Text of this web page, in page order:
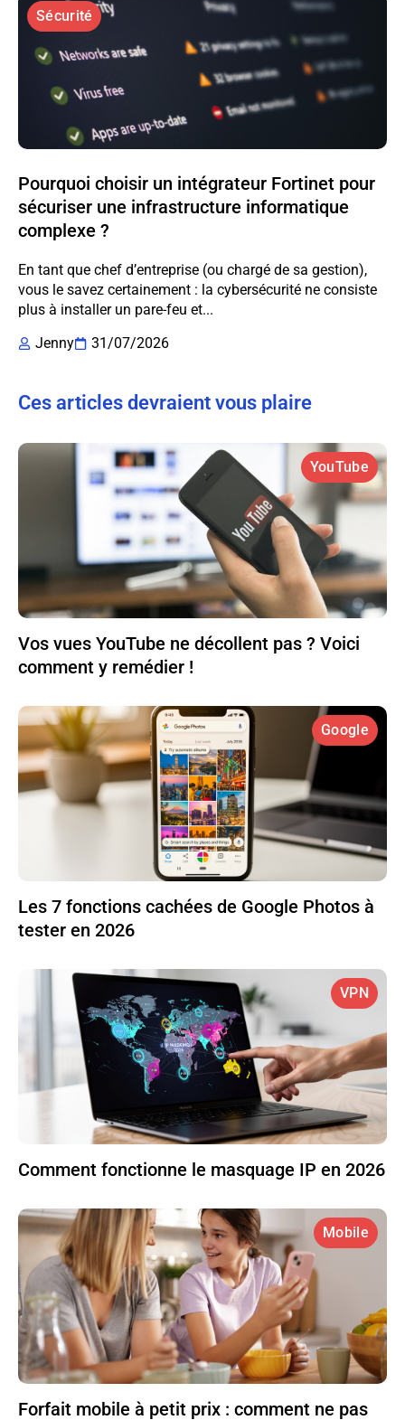
Sécurité
Pourquoi choisir un intégrateur Fortinet pour
sécuriser une infrastructure informatique
complexe ?
En tant que chef d’entreprise (ou chargé de sa gestion),
vous le savez certainement : la cybersécurité ne consiste
plus à installer un pare-feu et...
Jenny
31/07/2026
Ces articles devraient vous plaire
YouTube
Vos vues YouTube ne décollent pas ? Voici
comment y remédier !
Google
Les 7 fonctions cachées de Google Photos à
tester en 2026
VPN
Comment fonctionne le masquage IP en 2026
Mobile
Forfait mobile à petit prix : comment ne pas